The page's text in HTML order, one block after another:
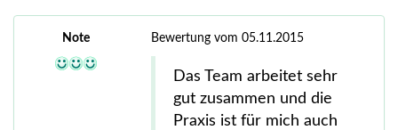
Note Bewertung vom 05.11.2015
Das Team arbeitet sehr
gut zusammen und die
Praxis ist für mich auch